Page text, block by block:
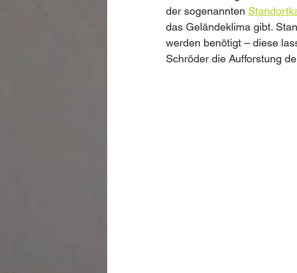
der sogenannten
das Geländeklima gibt.
werden benötigt – diese
Schröder die Aufforstung